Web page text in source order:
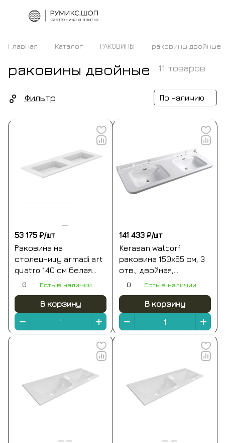
Главная – Каталог – РАКОВИНЫ – раковины двойные
раковины двойные 11 товаров
Фильтр По наличию
53 175 ₽/шт
Раковина на
столешницу armadi art
quatro 140 см белая
mw, арт. 793-140-2-w
0 Есть в наличии
В корзину
141 433 ₽/шт
Kerasan waldorf
раковина 150х55 см, 3
отв., двойная,
керамическая, цвет:
0 Есть в наличии
В корзину